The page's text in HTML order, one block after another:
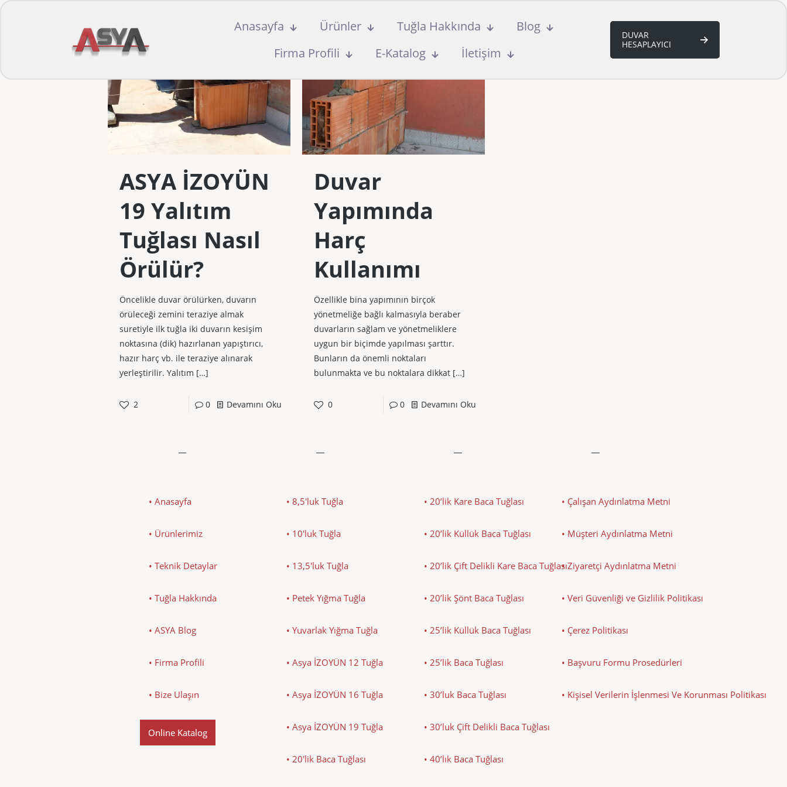
Anasayfa Ürünler Tuğla Hakkında
Blog
Firma Profili
E-Katalog İletişim
DUVAR
HESAPLAYICI
ASYA İZOYÜN
19 Yalıtım
Tuğlası Nasıl
Örülür?
Öncelikle duvar örülürken, duvarın
örüleceği zemini teraziye almak
suretiyle ilk tuğla iki duvarın kesişim
noktasına (dik) hazırlanan yapıştırıcı,
hazır harç vb. ile teraziye alınarak
yerleştirilir. Yalıtım […]
2 0 Devamını Oku
Duvar
Yapımında
Harç
Kullanımı
Özellikle bina yapımının birçok
yönetmeliğe bağlı kalmasıyla beraber
duvarların sağlam ve yönetmeliklere
uygun bir biçimde yapılması şarttır.
Bunların da önemli noktaları
bulunmakta ve bu noktalara dikkat[…]
0 0 Devamını Oku
• Anasayfa
• Ürünlerimiz
• Teknik Detaylar
• Tuğla Hakkında
• ASYA Blog
• Firma Profili
• Bize Ulaşın
Online Katalog
• 8,5'luk Tuğla
• 10'luk Tuğla
• 13,5'luk Tuğla
• Petek Yığma Tuğla
• Yuvarlak Yığma Tuğla
• Asya İZOYÜN 12 Tuğla
• Asya İZOYÜN 16 Tuğla
• Asya İZOYÜN 19 Tuğla
• 20'lik Baca Tuğlası
• 20’lik Kare Baca Tuğlası
• 20’lik Küllük Baca Tuğlası
• 20’lik Çift Delikli Kare Baca Tuğlası
• 20’lik Şönt Baca Tuğlası
• 25’lik Küllük Baca Tuğlası
• 25’lik Baca Tuğlası
• 30’luk Baca Tuğlası
• 30’luk Çift Delikli Baca Tuğlası
• 40’lık Baca Tuğlası
• Çalışan Aydınlatma Metni
• Müşteri Aydınlatma Metni
• Ziyaretçi Aydınlatma Metni
• Veri Güvenliği ve Gizlilik Politikası
• Çerez Politikası
• Başvuru Formu Prosedürleri
• Kişisel Verilerin İşlenmesi Ve Korunması Politikası